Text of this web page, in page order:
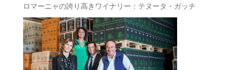
ロマーニャの誇り高きワイナリー：テヌータ・ガッチ